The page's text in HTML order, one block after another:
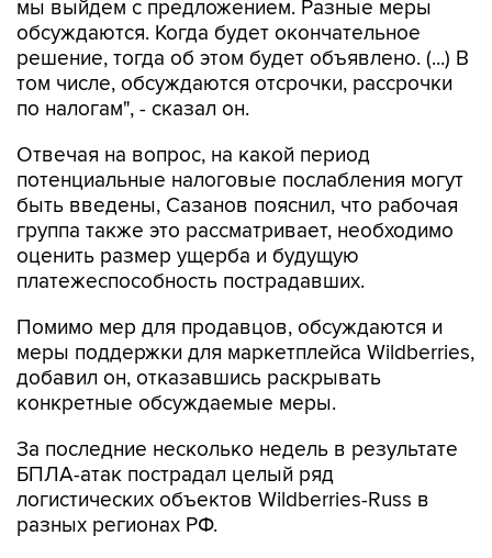
мы выйдем с предложением. Разные меры
обсуждаются. Когда будет окончательное
решение, тогда об этом будет объявлено. (...) В
том числе, обсуждаются отсрочки, рассрочки
по налогам", - сказал он.
Отвечая на вопрос, на какой период
потенциальные налоговые послабления могут
быть введены, Сазанов пояснил, что рабочая
группа также это рассматривает, необходимо
оценить размер ущерба и будущую
платежеспособность пострадавших.
Помимо мер для продавцов, обсуждаются и
меры поддержки для маркетплейса Wildberries,
добавил он, отказавшись раскрывать
конкретные обсуждаемые меры.
За последние несколько недель в результате
БПЛА-атак пострадал целый ряд
логистических объектов Wildberries-Russ в
разных регионах РФ.